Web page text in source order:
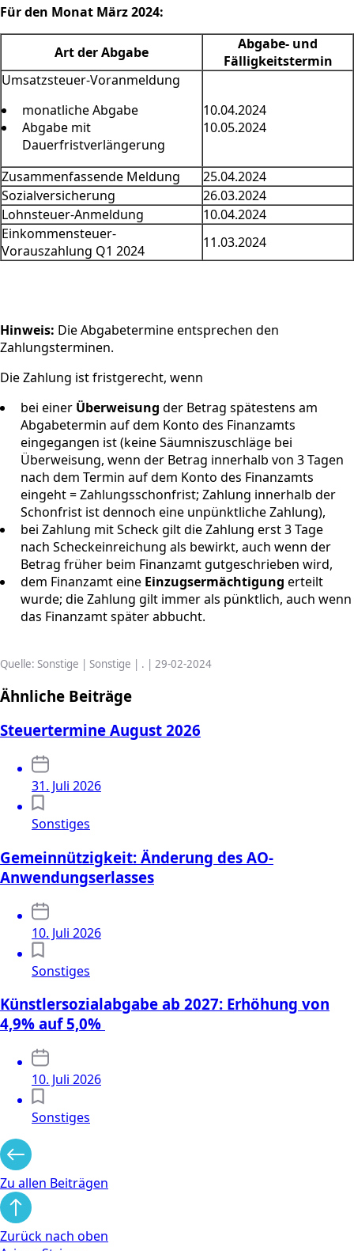
Für den Monat März 2024:
Art der Abgabe
Abgabe- und
Fälligkeitstermin
Umsatzsteuer-Voranmeldung
monatliche Abgabe
Abgabe mit
Dauerfristverlängerung
10.04.2024
10.05.2024
Zusammenfassende Meldung
25.04.2024
Sozialversicherung
26.03.2024
Lohnsteuer-Anmeldung
10.04.2024
Einkommensteuer-
Vorauszahlung Q1 2024
11.03.2024
Hinweis: Die Abgabetermine entsprechen den
Zahlungsterminen.
Die Zahlung ist fristgerecht, wenn
bei einer Überweisung der Betrag spätestens am
Abgabetermin auf dem Konto des Finanzamts
eingegangen ist (keine Säumniszuschläge bei
Überweisung, wenn der Betrag innerhalb von 3 Tagen
nach dem Termin auf dem Konto des Finanzamts
eingeht = Zahlungsschonfrist; Zahlung innerhalb der
Schonfrist ist dennoch eine unpünktliche Zahlung),
bei Zahlung mit Scheck gilt die Zahlung erst 3 Tage
nach Scheckeinreichung als bewirkt, auch wenn der
Betrag früher beim Finanzamt gutgeschrieben wird,
dem Finanzamt eine Einzugsermächtigung erteilt
wurde; die Zahlung gilt immer als pünktlich, auch wenn
das Finanzamt später abbucht.
Quelle: Sonstige | Sonstige | . | 29-02-2024
Ähnliche Beiträge
Steuertermine August 2026
31. Juli 2026
Sonstiges
Gemeinnützigkeit: Änderung des AO-
Anwendungserlasses
10. Juli 2026
Sonstiges
Künstlersozialabgabe ab 2027: Erhöhung von
4,9% auf 5,0%
10. Juli 2026
Sonstiges
Zu allen Beiträgen
Zurück nach oben